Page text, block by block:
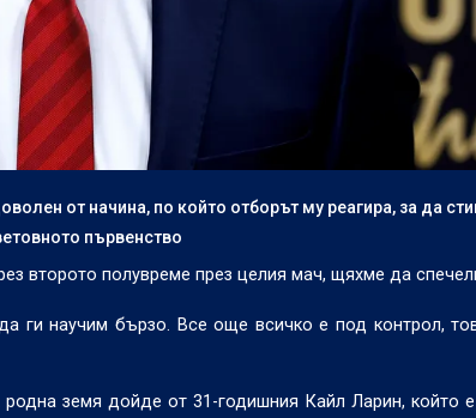
от начина, по който отборът му реагира, за да
първенство
второто полувреме през целия мач, щяхме да
ги научим бързо. Все още всичко е под контрол,
земя дойде от 31-годишния Кайл Ларин, който